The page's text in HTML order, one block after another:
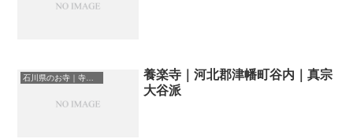
石川県のお寺｜寺院一覧
養楽寺｜河北郡津幡町谷内｜真宗
大谷派